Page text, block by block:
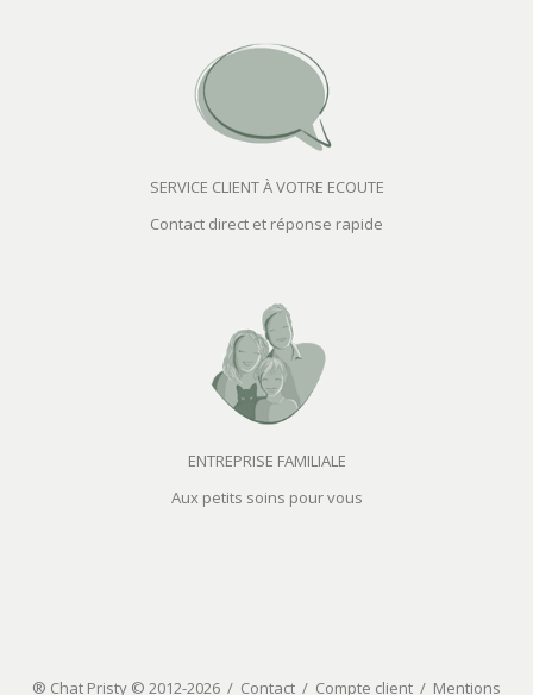
SERVICE CLIENT À VOTRE ECOUTE
Contact direct et réponse rapide
ENTREPRISE FAMILIALE
Aux petits soins pour vous
® Chat Pristy © 2012-2026 / Contact / Compte client / Mentions